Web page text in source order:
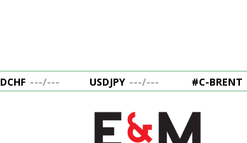
---/--- USDJPY ---/--- #C-BRENT